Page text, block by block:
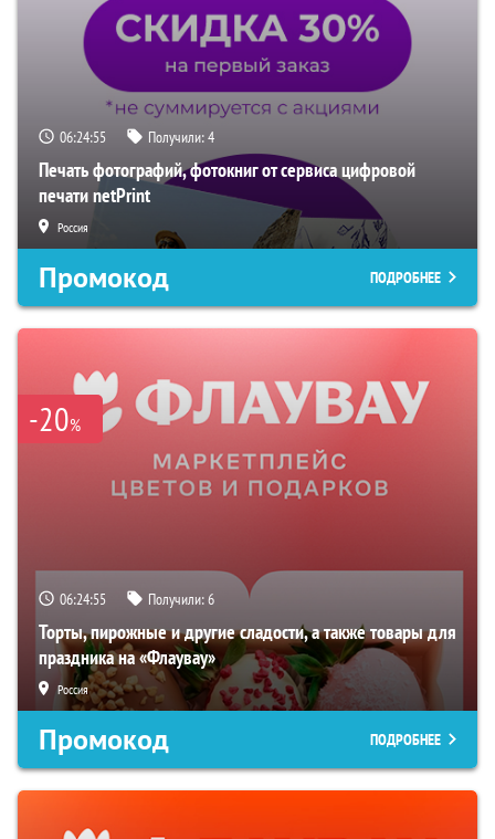
06:24:54 Получили:4
Печать фотографий, фотокниг от сервиса цифровой
печати netPrint
Россия
Промокод ПОДРОБНЕЕ
-20%
06:24:54 Получили:6
Торты, пирожные и другие сладости, а также товары для
праздника на «Флаувау»
Россия
Промокод ПОДРОБНЕЕ